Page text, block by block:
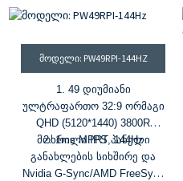
ᲛᲝᲓᲔᲚᲘ: PW49RPI-144HZ
1. 49 დიუმიანი
ულტრაფართო 32:9 ორმაგი
QHD (5120*1440) 3800R
მოხრილი IPS პანელი
2. 1ms MPRT, 144Hz
განახლების სიხშირე და
Nvidia G-Sync/AMD FreeSync